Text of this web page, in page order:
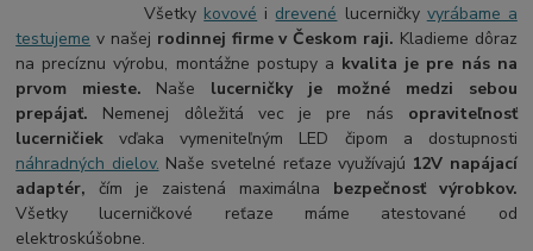
Všetky kovové i drevené lucerničky vyrábame a
testujeme v našej rodinnej firme v Českom raji. Kladieme dôraz
na precíznu výrobu, montážne postupy a kvalita je pre nás na
prvom mieste. Naše lucerničky je možné medzi sebou
prepájať. Nemenej dôležitá vec je pre nás opraviteľnosť
lucerničiek vďaka vymeniteľným LED čipom a dostupnosti
náhradných dielov. Naše svetelné reťaze využívajú 12V napájací
adaptér, čím je zaistená maximálna bezpečnosť výrobkov.
Všetky lucerničkové reťaze máme atestované od
elektroskúšobne.